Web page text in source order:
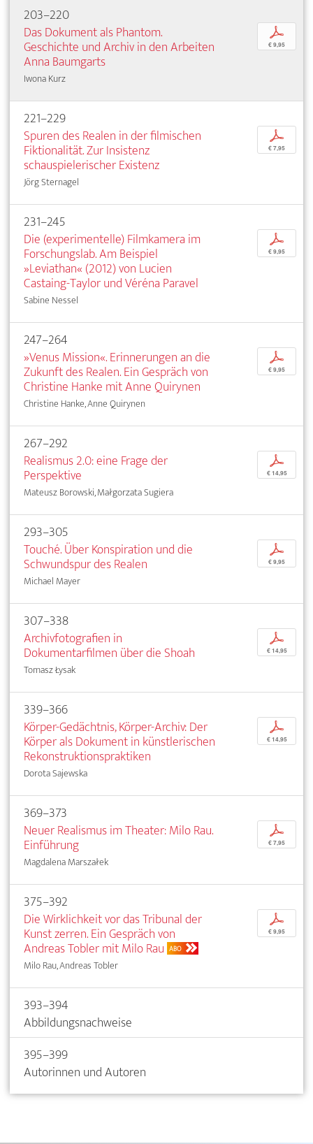
203–220
Das Dokument als Phantom.
Geschichte und Archiv in den Arbeiten
Anna Baumgarts
Iwona Kurz
p
€ 9,95
221–229
Spuren des Realen in der filmischen
Fiktionalität. Zur Insistenz
schauspielerischer Existenz
Jörg Sternagel
p
€ 7,95
231–245
Die (experimentelle) Filmkamera im
Forschungslab. Am Beispiel
»Leviathan« (2012) von Lucien
Castaing-Taylor und Véréna Paravel
Sabine Nessel
p
€ 9,95
247–264
»Venus Mission«. Erinnerungen an die
Zukunft des Realen. Ein Gespräch von
Christine Hanke mit Anne Quirynen
Christine Hanke, Anne Quirynen
p
€ 9,95
267–292
Realismus 2.0: eine Frage der
Perspektive
Mateusz Borowski, Małgorzata Sugiera
p
€ 14,95
293–305
Touché. Über Konspiration und die
Schwundspur des Realen
Michael Mayer
p
€ 9,95
307–338
Archivfotografien in
Dokumentarfilmen über die Shoah
Tomasz Łysak
p
€ 14,95
339–366
Körper-Gedächtnis, Körper-Archiv: Der
Körper als Dokument in künstlerischen
Rekonstruktionspraktiken
Dorota Sajewska
p
€ 14,95
369–373
Neuer Realismus im Theater: Milo Rau.
Einführung
Magdalena Marszałek
p
€ 7,95
375–392
Die Wirklichkeit vor das Tribunal der
Kunst zerren. Ein Gespräch von
Andreas Tobler mit Milo Rau ABO
Milo Rau, Andreas Tobler
p
€ 9,95
393–394
Abbildungsnachweise
395–399
Autorinnen und Autoren